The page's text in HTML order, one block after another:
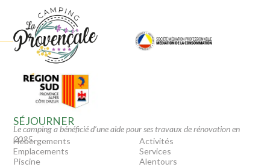
Le camping a bénéficié d’une aide pour ses travaux de rénovation en
2025.
SÉJOURNER
Hébergements
Emplacements
Piscine
Activités
Services
Alentours